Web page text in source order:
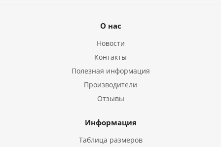
О нас
Новости
Контакты
Полезная информация
Производители
Отзывы
Информация
Таблица размеров